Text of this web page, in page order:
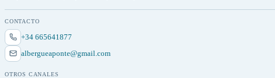
CONTACTO
+34 665641877
albergueaponte@gmail.com
OTROS CANALES